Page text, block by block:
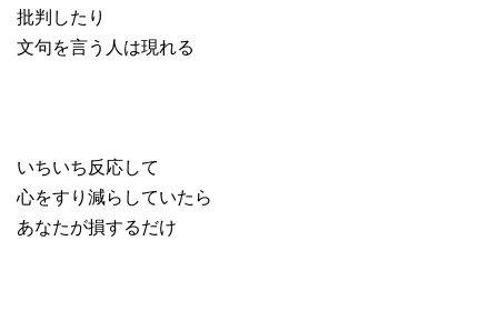
批判したり
文句を言う人は現れる
いちいち反応して
心をすり減らしていたら
あなたが損するだけ